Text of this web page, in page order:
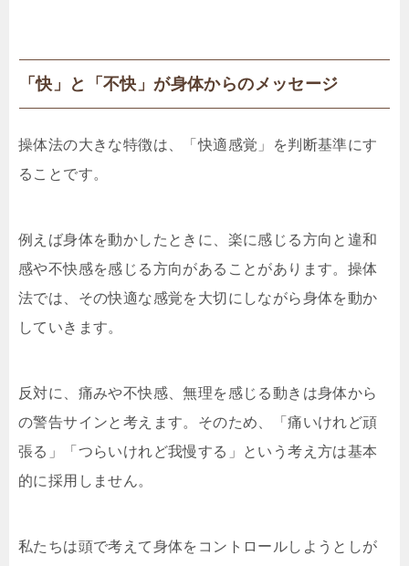
「快」と「不快」が身体からのメッセージ
操体法の大きな特徴は、「快適感覚」を判断基準にす
ることです。
例えば身体を動かしたときに、楽に感じる方向と違和
感や不快感を感じる方向があることがあります。操体
法では、その快適な感覚を大切にしながら身体を動か
していきます。
反対に、痛みや不快感、無理を感じる動きは身体から
の警告サインと考えます。そのため、「痛いけれど頑
張る」「つらいけれど我慢する」という考え方は基本
的に採用しません。
私たちは頭で考えて身体をコントロールしようとしが